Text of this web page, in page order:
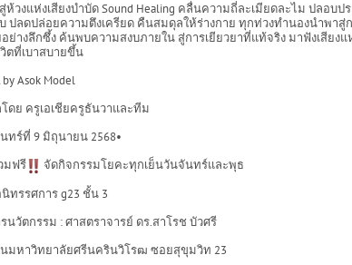
ห้วงแห่งเสียงบำบัด Sound Healing คลื่นความถี่ละเมียดละไม ปลอบป
ปลดปล่อยความตึงเครียด คืนสมดุลให้ร่างกาย ทุกท่วงทำนองนำพาสู่
ย่างลึกซึ้ง ค้นพบความสงบภายใน สู่การเยียวยาที่แท้จริง มาฟังเสียงแ
ตที่เบาสบายขึ้น
by Asok Model
ดย ครูเอเชียครูธันวาและทีม
ทร์ที่ 9 มิถุนายน 2568•
มฟรี
จัดกิจกรรมโยคะทุกเย็นวันจันทร์และพุธ
ทรรศการ g23 ชั้น 3
นวัตกรรม : ศาสตราจารย์ ดร.สาโรช บัวศรี
มหาวิทยาลัยศรีนครินวิโรฒ ซอยสุขุมวิท 23